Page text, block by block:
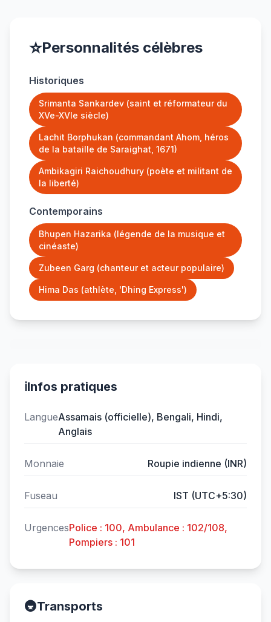
⭐Personnalités célèbres
Historiques
Srimanta Sankardev (saint et réformateur du
XVe-XVIe siècle)
Lachit Borphukan (commandant Ahom, héros
de la bataille de Saraighat, 1671)
Ambikagiri Raichoudhury (poète et militant de
la liberté)
Contemporains
Bhupen Hazarika (légende de la musique et
cinéaste)
Zubeen Garg (chanteur et acteur populaire)
Hima Das (athlète, 'Dhing Express')
ℹ️Infos pratiques
LangueAssamais (officielle), Bengali, Hindi,
Anglais
Monnaie Roupie indienne (INR)
Fuseau IST (UTC+5:30)
UrgencesPolice : 100, Ambulance : 102/108,
Pompiers : 101
🚇Transports